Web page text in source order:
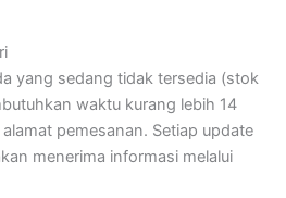
yang sedang tidak tersedia (stok
waktu kurang lebih 14
pemesanan. Setiap update
menerima informasi melalui